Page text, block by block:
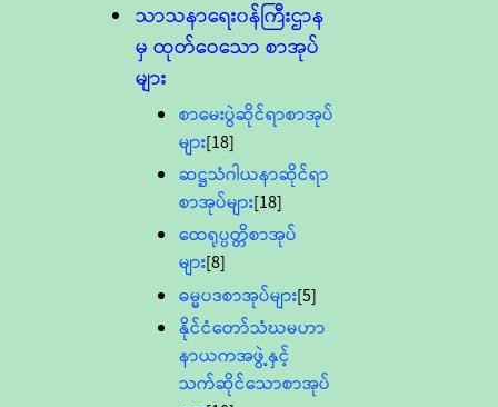
သာသနာရေး၀န်ကြီးဌာန
မှ ထုတ်ဝေသော စာအုပ်
များ
စာမေးပွဲဆိုင်ရာစာအုပ်
များ[18]
ဆဋ္ဌသံဂါယနာဆိုင်ရာ
စာအုပ်များ[18]
ထေရုပ္ပတ္တိစာအုပ်
များ[8]
ဓမ္မပဒစာအုပ်များ[5]
နိုင်ငံတော်သံဃမဟာ
နာယကအဖွဲ့နှင့်
သက်ဆိုင်သောစာအုပ်